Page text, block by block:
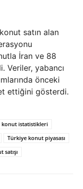
satın alan
İran ve 88
Veriler, yabancı
önceki
ettiğini gösterdi.
konut istatistikleri
Türkiye konut piyasası
satışı